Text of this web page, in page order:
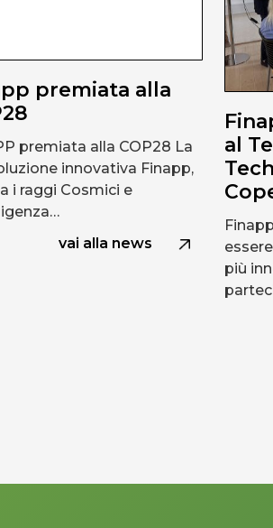
premiata alla
premiata alla COP28 La
innovativa Finapp,
i raggi Cosmici e
vai alla news
al
più